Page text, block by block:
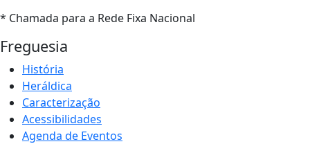
* Chamada para a Rede Fixa Nacional
Freguesia
História
Heráldica
Caracterização
Acessibilidades
Agenda de Eventos